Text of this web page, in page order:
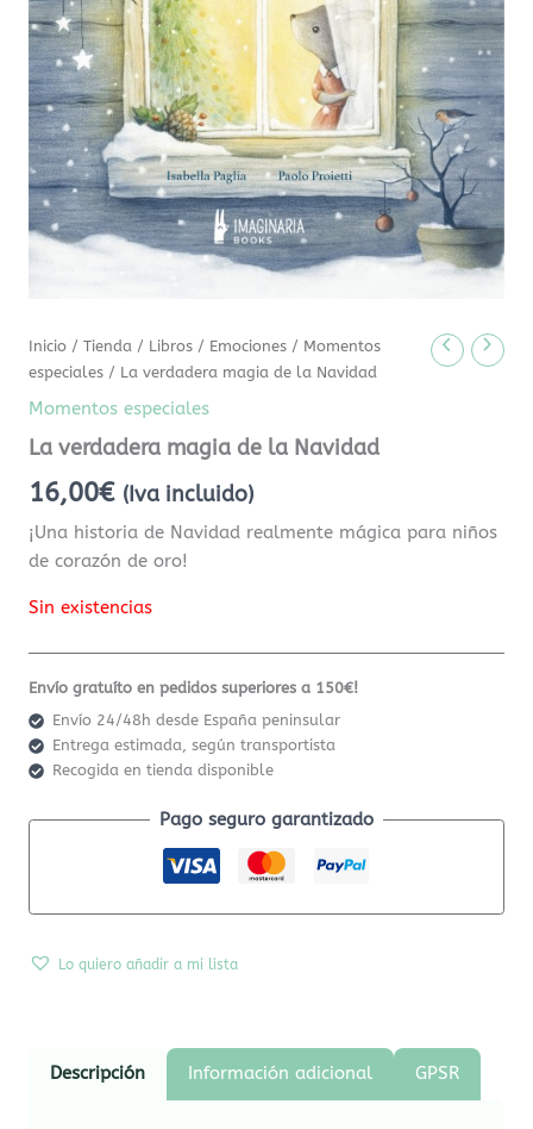
Inicio /Tienda / Libros / Emociones / Momentos
especiales / La verdadera magia de la Navidad
Momentos especiales
La verdadera magia de la Navidad
16,00€ (Iva incluido)
¡Una historia de Navidad realmente mágica para niños
de corazón de oro!
Sin existencias
Envío gratuíto en pedidos superiores a 150€!
Envío 24/48h desde España peninsular
Entrega estimada, según transportista
Recogida en tienda disponible
Pago seguro garantizado
Lo quiero añadir a mi lista
Descripción Información adicional GPSR